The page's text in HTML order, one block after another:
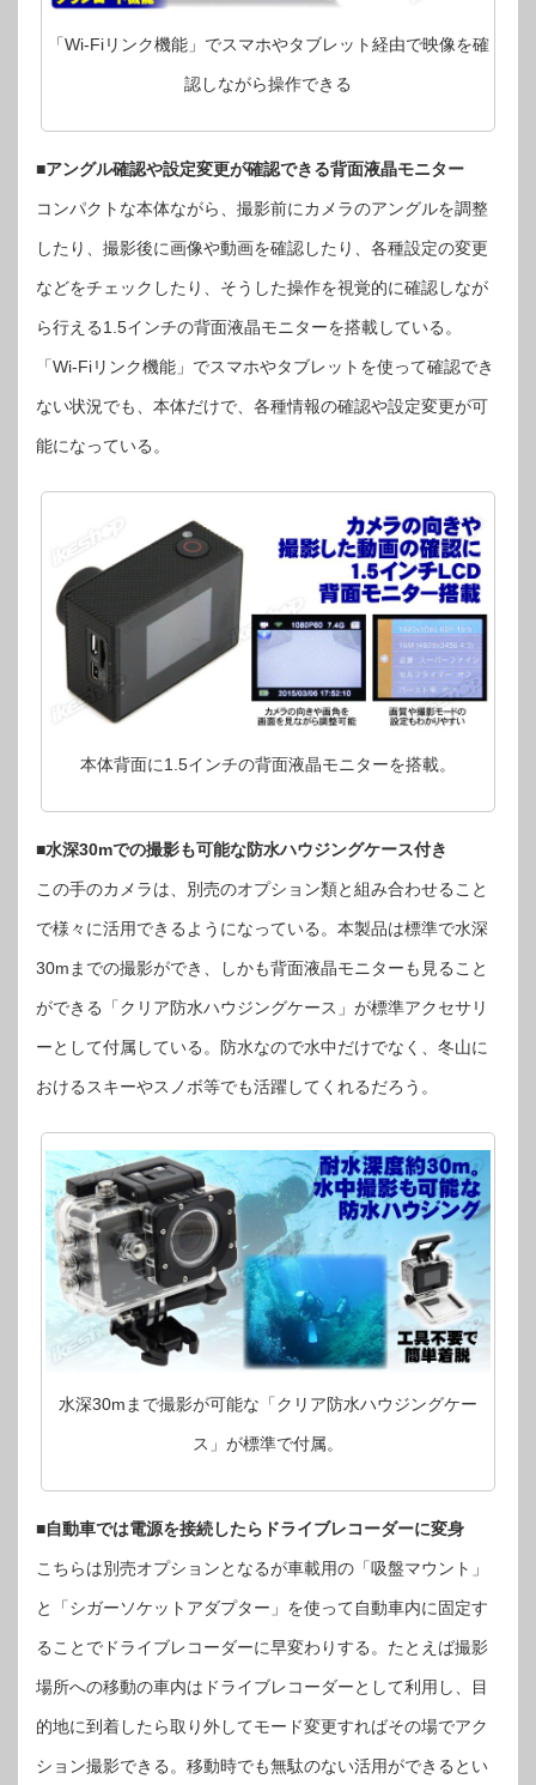
「Wi-Fiリンク機能」でスマホやタブレット経由で映像を確
認しながら操作できる
■アングル確認や設定変更が確認できる背面液晶モニター
コンパクトな本体ながら、撮影前にカメラのアングルを調整
したり、撮影後に画像や動画を確認したり、各種設定の変更
などをチェックしたり、そうした操作を視覚的に確認しなが
ら行える1.5インチの背面液晶モニターを搭載している。
「Wi-Fiリンク機能」でスマホやタブレットを使って確認でき
ない状況でも、本体だけで、各種情報の確認や設定変更が可
能になっている。
本体背面に1.5インチの背面液晶モニターを搭載。
■水深30mでの撮影も可能な防水ハウジングケース付き
この手のカメラは、別売のオプション類と組み合わせること
で様々に活用できるようになっている。本製品は標準で水深
30mまでの撮影ができ、しかも背面液晶モニターも見ること
ができる「クリア防水ハウジングケース」が標準アクセサリ
ーとして付属している。防水なので水中だけでなく、冬山に
おけるスキーやスノボ等でも活躍してくれるだろう。
水深30mまで撮影が可能な「クリア防水ハウジングケー
ス」が標準で付属。
■自動車では電源を接続したらドライブレコーダーに変身
こちらは別売オプションとなるが車載用の「吸盤マウント」
と「シガーソケットアダプター」を使って自動車内に固定す
ることでドライブレコーダーに早変わりする。たとえば撮影
場所への移動の車内はドライブレコーダーとして利用し、目
的地に到着したら取り外してモード変更すればその場でアク
ション撮影できる。移動時でも無駄のない活用ができるとい